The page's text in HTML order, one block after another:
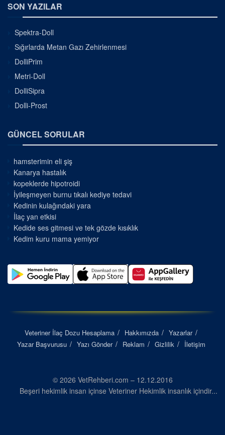
SON YAZILAR
Spektra-Doll
Sığırlarda Metan Gazı Zehirlenmesi
DolliPrim
Metri-Doll
DolliSipra
Dolli-Prost
GÜNCEL SORULAR
hamsterimin eli şiş
Kanarya hastalık
kopeklerde hipotroidi
İyileşmeyen burnu tıkalı kediye tedavi
Kedinin kulağındaki yara
İlaç yan etkisi
Kedide ses gitmesi ve tek gözde kısıklık
Kedim kuru mama yemiyor
Veteriner İlaç Dozu Hesaplama Hakkımızda
Yazarlar
Yazar Başvurusu
Yazı Gönder Reklam Gizlilik İletişim
© 2026 VetRehberi.com – 12.12.2016
Beşeri hekimlik insan içinse Veteriner Hekimlik insanlık içindir...